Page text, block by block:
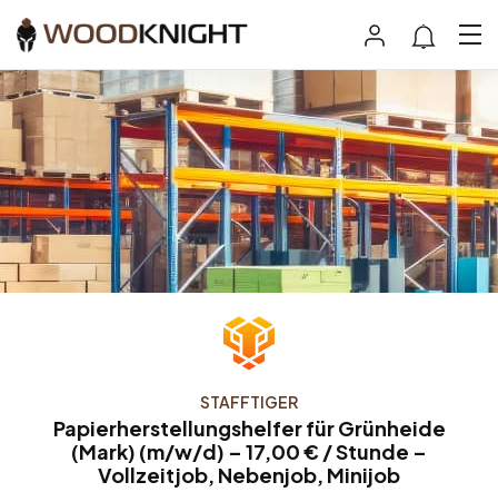
STAFFTIGER
Papierherstellungshelfer für Grünheide
(Mark) (m/w/d) – 17,00 € / Stunde –
Vollzeitjob, Nebenjob, Minijob